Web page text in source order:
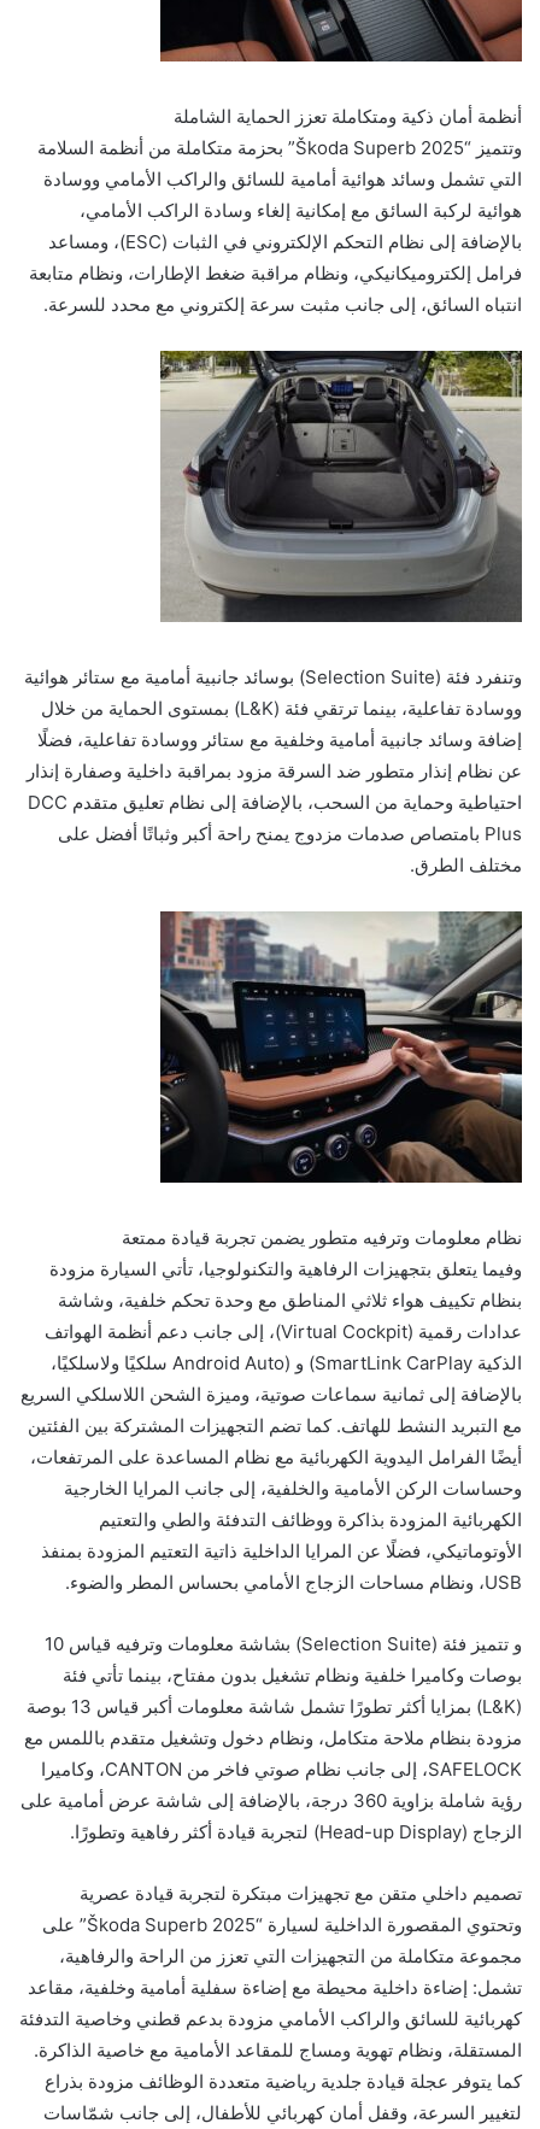
أنظمة أمان ذكية ومتكاملة تعزز الحماية الشاملة
وتتميز “Škoda Superb 2025” بحزمة متكاملة من أنظمة السلامة
التي تشمل وسائد هوائية أمامية للسائق والراكب الأمامي ووسادة
هوائية لركبة السائق مع إمكانية إلغاء وسادة الراكب الأمامي،
بالإضافة إلى نظام التحكم الإلكتروني في الثبات (ESC)، ومساعد
فرامل إلكتروميكانيكي، ونظام مراقبة ضغط الإطارات، ونظام متابعة
انتباه السائق، إلى جانب مثبت سرعة إلكتروني مع محدد للسرعة.
وتنفرد فئة (Selection Suite) بوسائد جانبية أمامية مع ستائر هوائية
ووسادة تفاعلية، بينما ترتقي فئة (L&K) بمستوى الحماية من خلال
إضافة وسائد جانبية أمامية وخلفية مع ستائر ووسادة تفاعلية، فضلًا
عن نظام إنذار متطور ضد السرقة مزود بمراقبة داخلية وصفارة إنذار
احتياطية وحماية من السحب، بالإضافة إلى نظام تعليق متقدم DCC
Plus بامتصاص صدمات مزدوج يمنح راحة أكبر وثباتًا أفضل على
مختلف الطرق.
نظام معلومات وترفيه متطور يضمن تجربة قيادة ممتعة
وفيما يتعلق بتجهيزات الرفاهية والتكنولوجيا، تأتي السيارة مزودة
بنظام تكييف هواء ثلاثي المناطق مع وحدة تحكم خلفية، وشاشة
عدادات رقمية (Virtual Cockpit)، إلى جانب دعم أنظمة الهواتف
الذكية SmartLink CarPlay) و (Android Auto سلكيًا ولاسلكيًا،
بالإضافة إلى ثمانية سماعات صوتية، وميزة الشحن اللاسلكي السريع
مع التبريد النشط للهاتف. كما تضم التجهيزات المشتركة بين الفئتين
أيضًا الفرامل اليدوية الكهربائية مع نظام المساعدة على المرتفعات،
وحساسات الركن الأمامية والخلفية، إلى جانب المرايا الخارجية
الكهربائية المزودة بذاكرة ووظائف التدفئة والطي والتعتيم
الأوتوماتيكي، فضلًا عن المرايا الداخلية ذاتية التعتيم المزودة بمنفذ
USB، ونظام مساحات الزجاج الأمامي بحساس المطر والضوء.
و تتميز فئة (Selection Suite) بشاشة معلومات وترفيه قياس 10
بوصات وكاميرا خلفية ونظام تشغيل بدون مفتاح، بينما تأتي فئة
(L&K) بمزايا أكثر تطورًا تشمل شاشة معلومات أكبر قياس 13 بوصة
مزودة بنظام ملاحة متكامل، ونظام دخول وتشغيل متقدم باللمس مع
SAFELOCK، إلى جانب نظام صوتي فاخر من CANTON، وكاميرا
رؤية شاملة بزاوية 360 درجة، بالإضافة إلى شاشة عرض أمامية على
الزجاج (Head-up Display) لتجربة قيادة أكثر رفاهية وتطورًا.
تصميم داخلي متقن مع تجهيزات مبتكرة لتجربة قيادة عصرية
وتحتوي المقصورة الداخلية لسيارة “Škoda Superb 2025” على
مجموعة متكاملة من التجهيزات التي تعزز من الراحة والرفاهية،
تشمل: إضاءة داخلية محيطة مع إضاءة سفلية أمامية وخلفية، مقاعد
كهربائية للسائق والراكب الأمامي مزودة بدعم قطني وخاصية التدفئة
المستقلة، ونظام تهوية ومساج للمقاعد الأمامية مع خاصية الذاكرة.
كما يتوفر عجلة قيادة جلدية رياضية متعددة الوظائف مزودة بذراع
لتغيير السرعة، وقفل أمان كهربائي للأطفال، إلى جانب شمّاسات